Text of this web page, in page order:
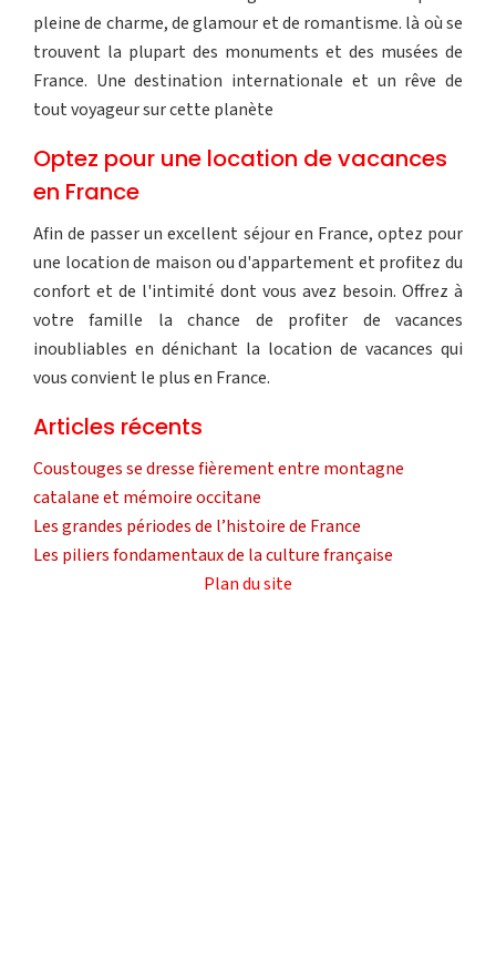
pleine de charme, de glamour et de romantisme. là où se
trouvent la plupart des monuments et des musées de
France. Une destination internationale et un rêve de
tout voyageur sur cette planète
Optez pour une location de vacances
en France
Afin de passer un excellent séjour en France, optez pour
une location de maison ou d'appartement et profitez du
confort et de l'intimité dont vous avez besoin. Offrez à
votre famille la chance de profiter de vacances
inoubliables en dénichant la location de vacances qui
vous convient le plus en France.
Articles récents
Coustouges se dresse fièrement entre montagne
catalane et mémoire occitane
Les grandes périodes de l’histoire de France
Les piliers fondamentaux de la culture française
Plan du site